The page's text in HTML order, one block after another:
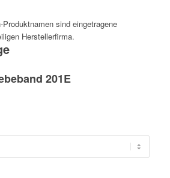
sind eingetragene
Herstellerfirma.
201E